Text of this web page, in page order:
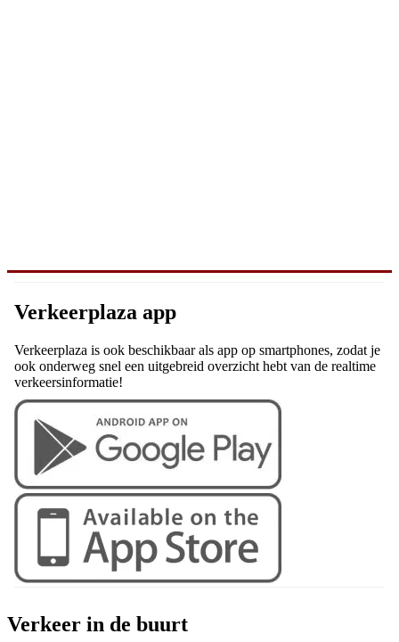
Verkeerplaza app
Verkeerplaza is ook beschikbaar als app op smartphones, zodat je
ook onderweg snel een uitgebreid overzicht hebt van de realtime
verkeersinformatie!
Verkeer in de buurt